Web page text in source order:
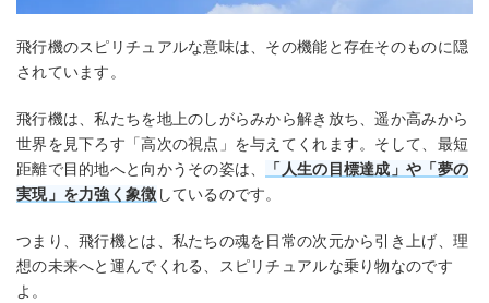
飛行機のスピリチュアルな意味は、その機能と存在そのものに隠
されています。
飛行機は、私たちを地上のしがらみから解き放ち、遥か高みから
世界を見下ろす「高次の視点」を与えてくれます。そして、最短
距離で目的地へと向かうその姿は、
「人生の目標達成」や「夢の
実現」を力強く象徴 しているのです。
つまり、飛行機とは、私たちの魂を日常の次元から引き上げ、理
想の未来へと運んでくれる、スピリチュアルな乗り物なのです
よ。